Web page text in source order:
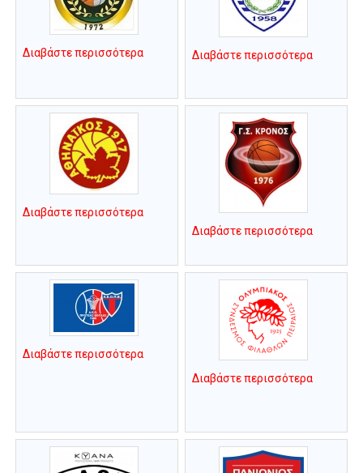
Διαβάστε περισσότερα Διαβάστε περισσότερα
Διαβάστε περισσότερα
Διαβάστε περισσότερα
Διαβάστε περισσότερα
Διαβάστε περισσότερα